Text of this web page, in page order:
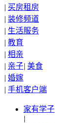
| 买房租房
| 装修频道
| 生活服务
| 教育
| 相亲
| 亲子| 美食
| 婚嫁
| 手机客户端
家有学子
|